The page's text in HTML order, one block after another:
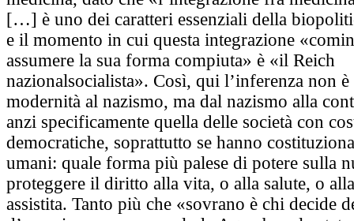
[…] è uno dei caratteri essen­ziali della
e il momento in cui questa integrazione
assumere la sua forma compiuta» è «il Reich
nazionalsocialista». Così, qui l’inferenza non è
modernità al nazismo, ma dal nazismo alla
anzi specificamente quella delle società con
democratiche, soprattutto se hanno
umani: quale forma più palese di potere sulla
proteggere il diritto alla vita, o alla salute, o
assistita. Tanto più che «sovra­no è chi decide